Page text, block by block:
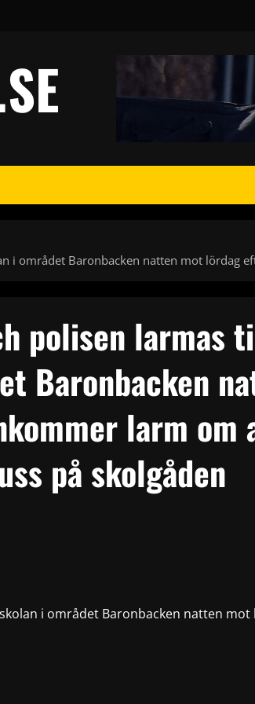
i området Baronbacken natten mot lördag
polisen larmas
Baronbacken
larm om
på skolgåden
i området Baronbacken natten